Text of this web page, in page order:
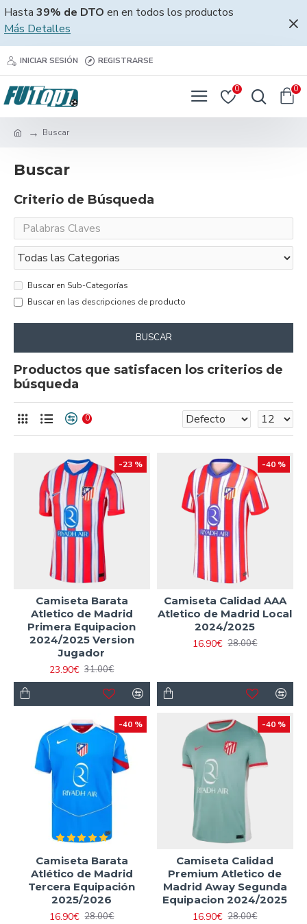
Hasta 39% de DTO en en todos los productos
Más Detalles
INICIAR SESIÓN REGISTRARSE
0 0
Buscar
Buscar
Criterio de Búsqueda
Buscar en Sub-Categorías
Buscar en las descripciones de producto
BUSCAR
Productos que satisfacen los criterios de
búsqueda
0
-23 %
Camiseta Barata
Atletico de Madrid
Primera Equipacion
2024/2025 Version
Jugador
23.90€ 31.00€
-40 %
Camiseta Calidad AAA
Atletico de Madrid Local
2024/2025
16.90€ 28.00€
-40 %
Camiseta Barata
Atlético de Madrid
Tercera Equipación
2025/2026
16.90€ 28.00€
-40 %
Camiseta Calidad
Premium Atletico de
Madrid Away Segunda
Equipacion 2024/2025
16.90€ 28.00€